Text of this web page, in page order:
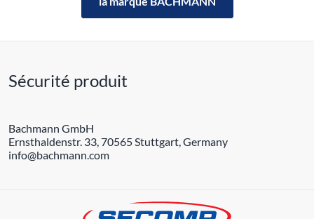
Sécurité produit
Bachmann GmbH
Ernsthaldenstr. 33, 70565 Stuttgart, Germany
info@bachmann.com